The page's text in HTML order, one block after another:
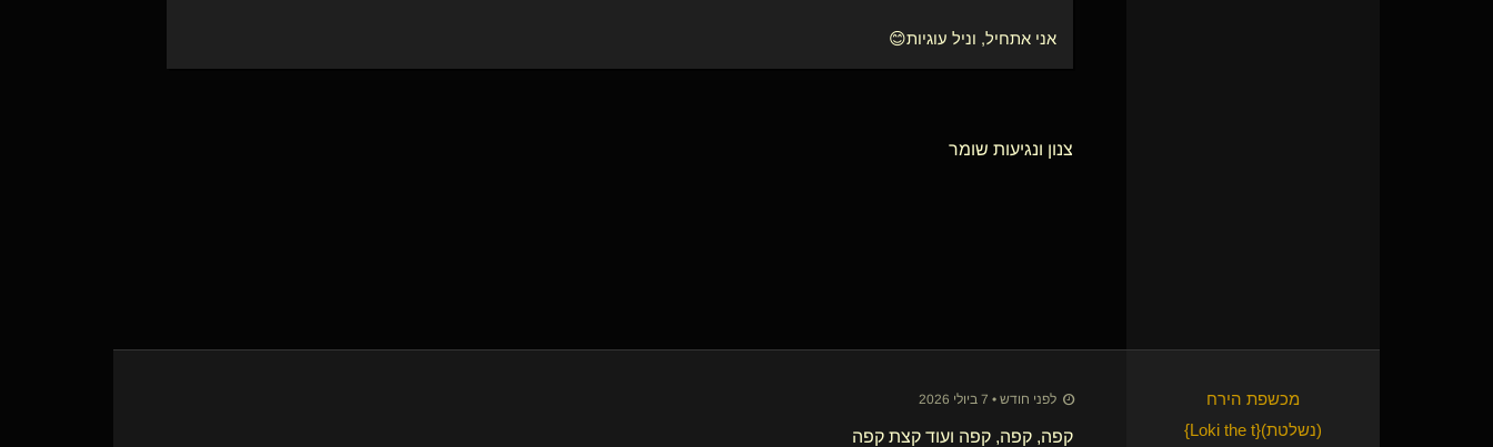
אני אתחיל, וניל עוגיות😊
צנון ונגיעות שומר
מכשפת הירח​
(נשלטת)​{
Loki the t
}
לפני חודש • 7 ביולי 2026
קפה, קפה, קפה ועוד קצת קפה